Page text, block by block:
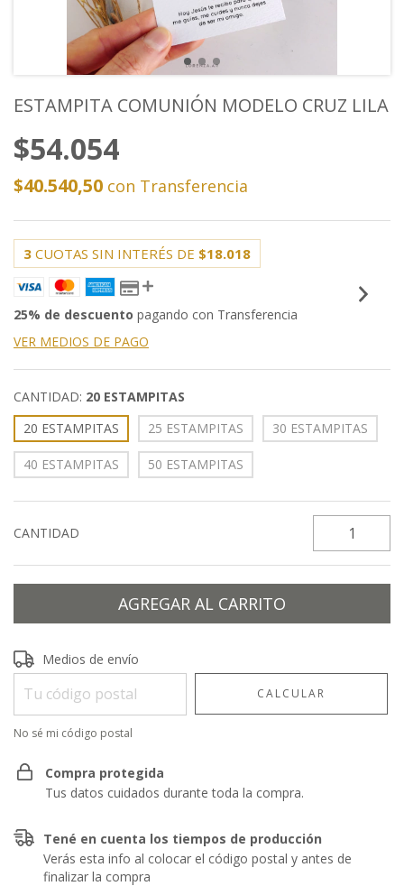
ESTAMPITA COMUNIÓN MODELO CRUZ LILA
$54.054
$40.540,50 con Transferencia
3 CUOTAS SIN INTERÉS DE $18.018
25% de descuento pagando con Transferencia
VER MEDIOS DE PAGO
CANTIDAD: 20 ESTAMPITAS
20 ESTAMPITAS
25 ESTAMPITAS 30 ESTAMPITAS
40 ESTAMPITAS 50 ESTAMPITAS
CANTIDAD
Entregas para el CP:
Medios de envío
CALCULAR
No sé mi código postal
Compra protegida
Tus datos cuidados durante toda la compra.
Tené en cuenta los tiempos de producción
Verás esta info al colocar el código postal y antes de
finalizar la compra